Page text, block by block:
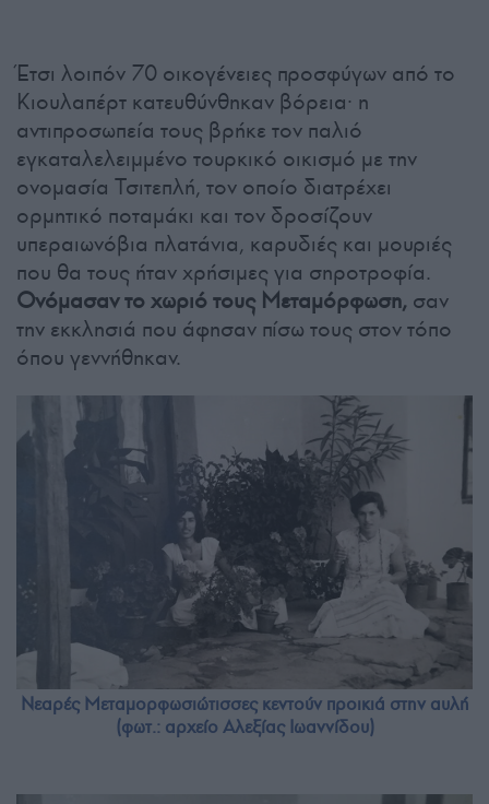
Έτσι λοιπόν 70 οικογένειες προσφύγων από το
Κιουλαπέρτ κατευθύνθηκαν βόρεια· η
αντιπροσωπεία τους βρήκε τον παλιό
εγκαταλελειμμένο τουρκικό οικισμό με την
ονομασία Τσιτεπλή, τον οποίο διατρέχει
ορμητικό ποταμάκι και τον δροσίζουν
υπεραιωνόβια πλατάνια, καρυδιές και μουριές
που θα τους ήταν χρήσιμες για σηροτροφία.
Ονόμασαν το χωριό τους Μεταμόρφωση, σαν
την εκκλησιά που άφησαν πίσω τους στον τόπο
όπου γεννήθηκαν.
Νεαρές Μεταμορφωσιώτισσες κεντούν προικιά στην αυλή
(φωτ.: αρχείο Αλεξίας Ιωαννίδου)